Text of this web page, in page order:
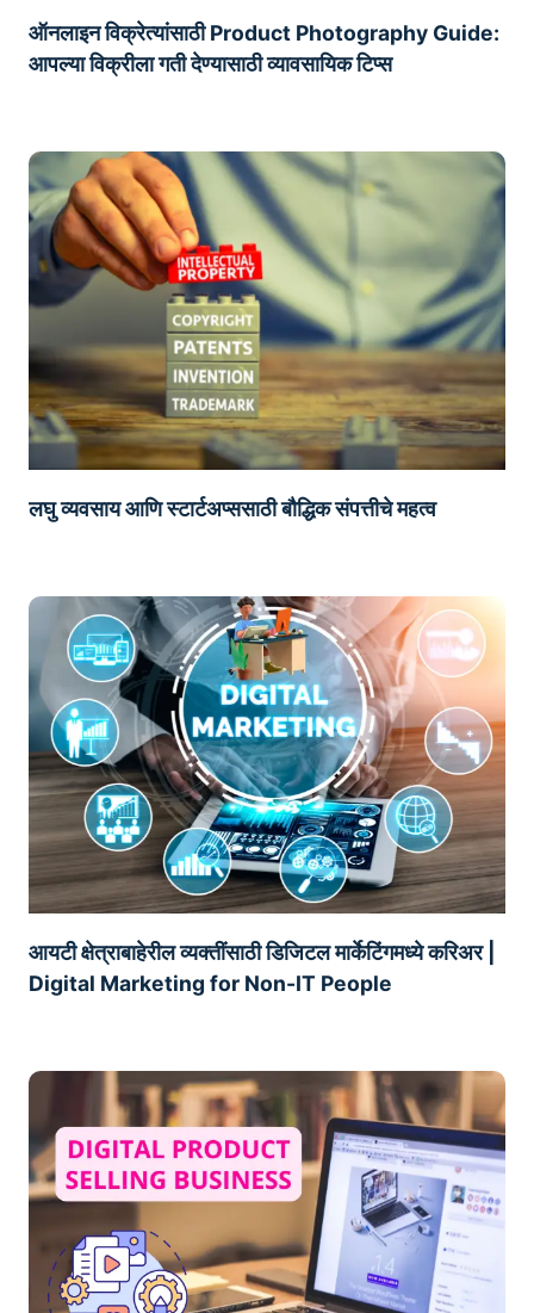
ऑनलाइन विक्रेत्यांसाठी Product Photography Guide:
आपल्या विक्रीला गती देण्यासाठी व्यावसायिक टिप्स
लघु व्यवसाय आणि स्टार्टअप्ससाठी बौद्धिक संपत्तीचे महत्व
आयटी क्षेत्राबाहेरील व्यक्तींसाठी डिजिटल मार्केटिंगमध्ये करिअर |
Digital Marketing for Non-IT People